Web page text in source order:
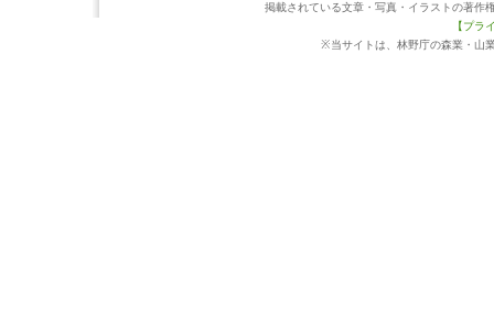
掲載されている文章・写真・イラストの著作
【プラ
※当サイトは、林野庁の森業・山